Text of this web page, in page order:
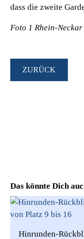
dass die zweite
Foto 1 Rhein-
ZURÜCK
Das könnte Dich
Hinrunden-